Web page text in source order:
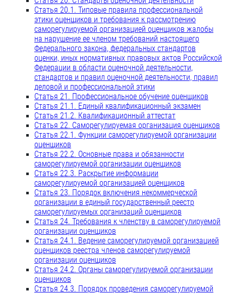
Статья 20.1. Типовые правила профессиональной
этики оценщиков и требования к рассмотрению
саморегулируемой организацией оценщиков жалобы
на нарушение ее членом требований настоящего
Федерального закона, федеральных стандартов
оценки, иных нормативных правовых актов Российской
Федерации в области оценочной деятельности,
стандартов и правил оценочной деятельности, правил
деловой и профессиональной этики
Статья 21. Профессиональное обучение оценщиков
Статья 21.1. Единый квалификационный экзамен
Статья 21.2. Квалификационный аттестат
Статья 22. Саморегулируемая организация оценщиков
Статья 22.1. Функции саморегулируемой организации
оценщиков
Статья 22.2. Основные права и обязанности
саморегулируемой организации оценщиков
Статья 22.3. Раскрытие информации
саморегулируемой организацией оценщиков
Статья 23. Порядок включения некоммерческой
организации в единый государственный реестр
саморегулируемых организаций оценщиков
Статья 24. Требования к членству в саморегулируемой
организации оценщиков
Статья 24.1. Ведение саморегулируемой организацией
оценщиков реестра членов саморегулируемой
организации оценщиков
Статья 24.2. Органы саморегулируемой организации
оценщиков
Статья 24.3. Порядок проведения саморегулируемой